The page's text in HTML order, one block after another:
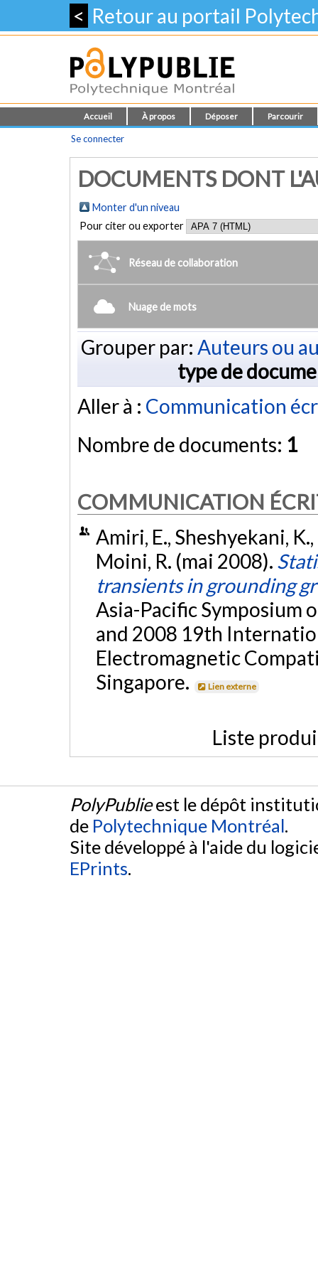
< Retour au portail
Accueil À propos Déposer Parcourir
Se connecter
DOCUMENTS DONT
Monter d'un niveau
Pour citer ou exporter
Réseau de collaboration
Nuage de mots
Grouper par: Auteurs ou
type de
Aller à : Communication
Nombre de documents: 1
COMMUNICATION
Amiri, E., Sheshyekani, K.,
Moini, R. (mai 2008).
transients in grounding
Asia-Pacific Symposium
and 2008 19th
Electromagnetic
Singapore.
Lien externe
Liste
PolyPublieest le dépôt
de Polytechnique Montréal.
Site développé à l'aide du
EPrints.